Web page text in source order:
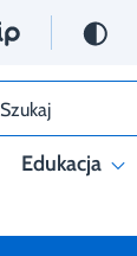
Edukacja
Szukaj